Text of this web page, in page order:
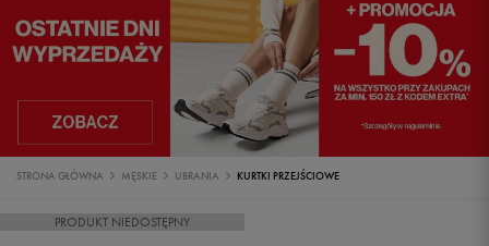
STRONA GŁÓWNA MĘSKIE UBRANIA KURTKI PRZEJŚCIOWE
PRODUKT NIEDOSTĘPNY